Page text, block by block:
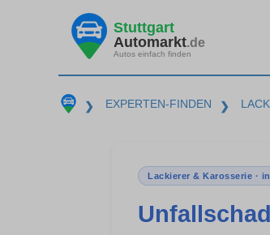
Stuttgart
Automarkt.de
Autos einfach finden
❯ EXPERTEN-FINDEN ❯
Lackierer & Karosserie ·